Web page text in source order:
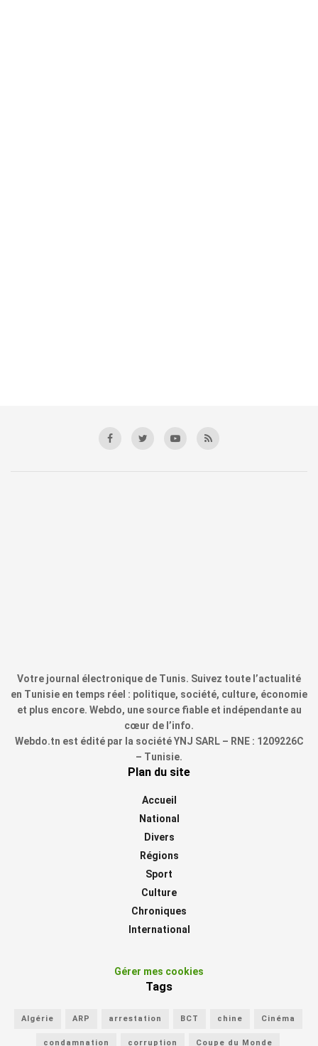
Votre journal électronique de Tunis. Suivez toute l’actualité
en Tunisie en temps réel : politique, société, culture, économie
et plus encore. Webdo, une source fiable et indépendante au
cœur de l’info.
Webdo.tn est édité par la société YNJ SARL – RNE : 1209226C
– Tunisie.
Plan du site
Accueil
National
Divers
Régions
Sport
Culture
Chroniques
International
Gérer mes cookies
Tags
Algérie ARP arrestation BCT chine Cinéma
condamnation corruption Coupe du Monde